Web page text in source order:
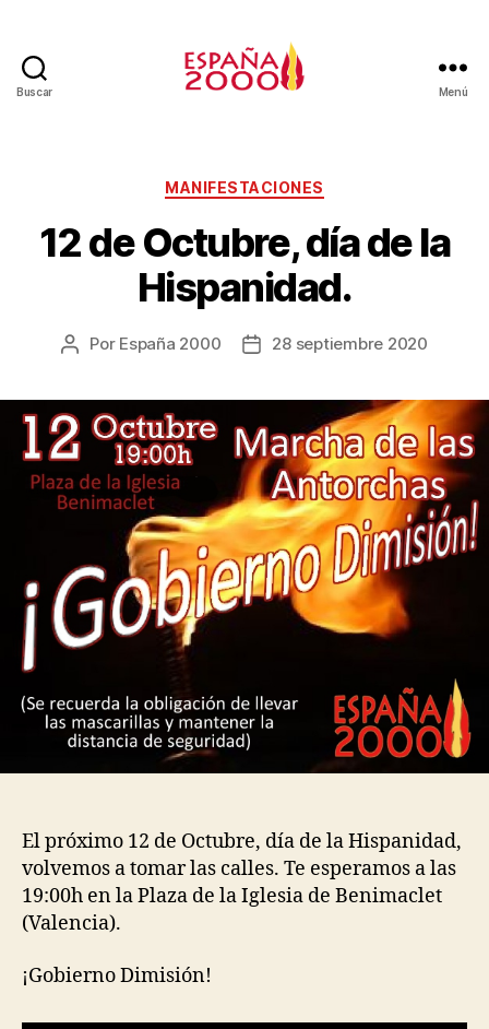
Buscar Menú
MANIFESTACIONES
12 de Octubre, día de la
Hispanidad.
Por España 2000 28 septiembre 2020
El próximo 12 de Octubre, día de la Hispanidad,
volvemos a tomar las calles. Te esperamos a las
19:00h en la Plaza de la Iglesia de Benimaclet
(Valencia).
¡Gobierno Dimisión!